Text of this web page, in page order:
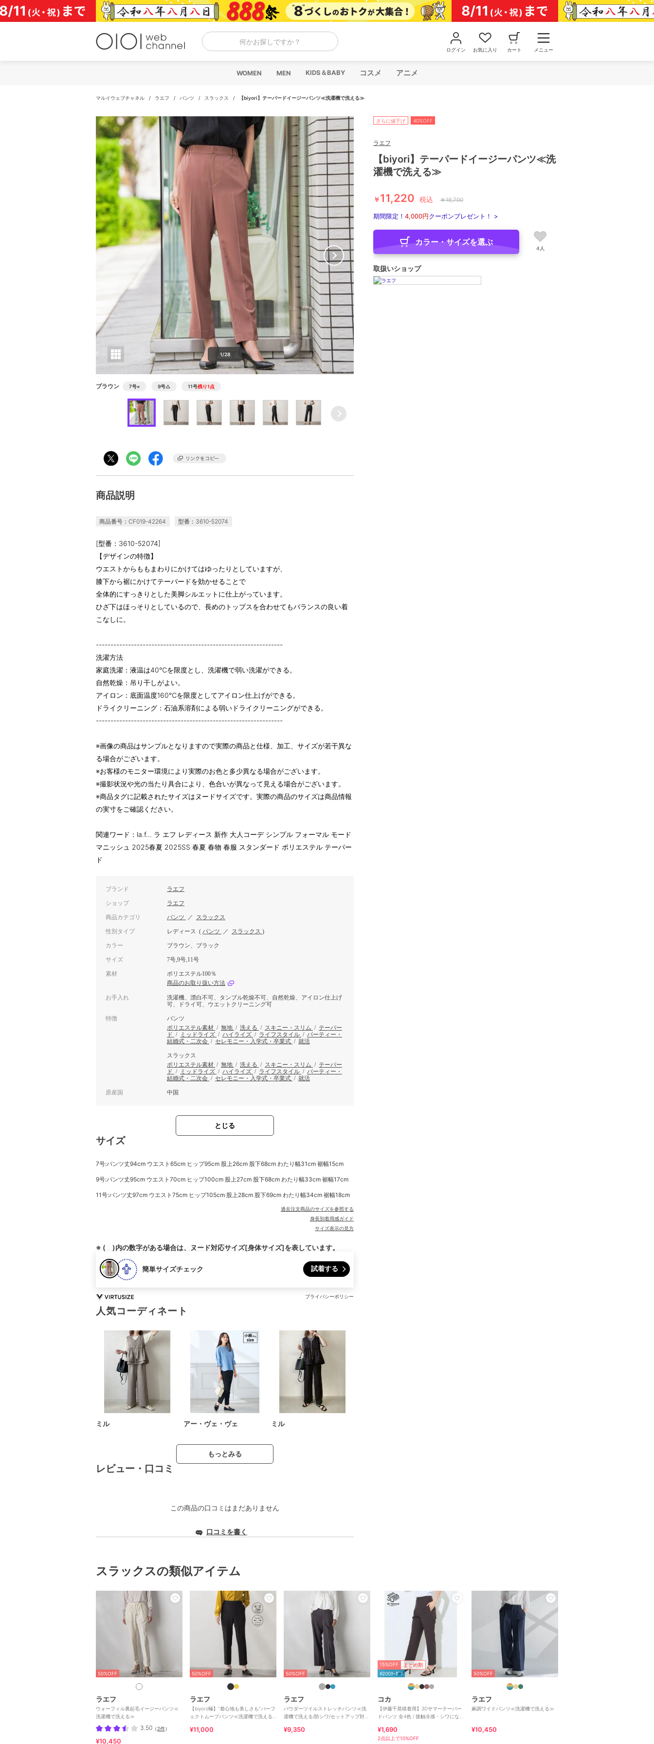
コ
ン
テ
何かお探しですか？
ログイン お気に入り カート メニュー
WOMEN MEN KIDS＆BABY コスメ アニメ
マルイウェブチャネル / ラエフ / パンツ / スラックス / 【biyori】テーパードイージーパンツ≪洗濯機で洗える≫
1/28
ブラウン 7号× 9号△ 11号残り1点
商品説明
商品番号：CF019-42264 型番：3610-52074
[型番：3610-52074]
【デザインの特徴】
ウエストからももまわりにかけてはゆったりとしていますが、
膝下から裾にかけてテーパードを効かせることで
全体的にすっきりとした美脚シルエットに仕上がっています。
ひざ下はほっそりとしているので、長めのトップスを合わせてもバランスの良い着
こなしに。
----------------------------------------------------------------
洗濯方法
家庭洗濯：液温は40℃を限度とし、洗濯機で弱い洗濯ができる。
自然乾燥：吊り干しがよい。
アイロン：底面温度160℃を限度としてアイロン仕上げができる。
ドライクリーニング：石油系溶剤による弱いドライクリーニングができる。
----------------------------------------------------------------
※画像の商品はサンプルとなりますので実際の商品と仕様、加工、サイズが若干異な
る場合がございます。
※お客様のモニター環境により実際のお色と多少異なる場合がございます。
※撮影状況や光の当たり具合により、色合いが異なって見える場合がございます。
※商品タグに記載されたサイズはヌードサイズです。実際の商品のサイズは商品情報
の実寸をご確認ください。
関連ワード：la.f… ラ エフ レディース 新作 大人コーデ シンプル フォーマル モード
マニッシュ 2025春夏 2025SS 春夏 春物 春服 スタンダード ポリエステル テーパー
ド
ブランド ラエフ
ショップ ラエフ
商品カテゴリ パンツ ／ スラックス
性別タイプ レディース ( パンツ ／ スラックス )
カラー ブラウン、ブラック
サイズ 7号,9号,11号
素材
ポリエステル100％
商品のお取り扱い方法
お手入れ
洗濯機、漂白不可、タンブル乾燥不可、自然乾燥、アイロン仕上げ
可、ドライ可、ウエットクリーニング可
特徴
パンツ
ポリエステル素材 / 無地 / 洗える / スキニー・スリム / テーパー
ド / ミッドライズ / ハイライズ / ライフスタイル / パーティー・
結婚式・二次会 / セレモニー・入学式・卒業式 / 就活
スラックス
ポリエステル素材 / 無地 / 洗える / スキニー・スリム / テーパー
ド / ミッドライズ / ハイライズ / ライフスタイル / パーティー・
結婚式・二次会 / セレモニー・入学式・卒業式 / 就活
原産国 中国
とじる
サイズ
7号:パンツ丈94cm ウエスト65cm ヒップ95cm 股上26cm 股下68cm わたり幅31cm 裾幅15cm
9号:パンツ丈95cm ウエスト70cm ヒップ100cm 股上27cm 股下68cm わたり幅33cm 裾幅17cm
11号:パンツ丈97cm ウエスト75cm ヒップ105cm 股上28cm 股下69cm わたり幅34cm 裾幅18cm
過去注文商品のサイズを参照する
身長別着用感ガイド
サイズ表示の見方
※ ( )内の数字がある場合は、ヌード対応サイズ[身体サイズ]を表しています。
簡単サイズチェック 試着する
プライバシーポリシー
人気コーディネート
ミル アー・ヴェ・ヴェ ミル
もっとみる
レビュー・口コミ
この商品の口コミはまだありません
口コミを書く
さらに値下げ 40%OFF
ラエフ
【biyori】テーパードイージーパンツ≪洗
濯機で洗える≫
￥11,220 税込 ￥18,700
期間限定！ 4,000円クーポンプレゼント！ >
カラー・サイズを選ぶ
4人
取扱いショップ
スラックスの類似アイテム
50%OFF
ラエフ
ウォーフィル裏起毛イージーパンツ≪
洗濯機で洗える≫
3.50 （2件）
¥10,450
50%OFF
ラエフ
【biyori/極】”着心地も美しさも”パーフ
ェクトムーブパンツ≪洗濯機で洗える
¥11,000
50%OFF
ラエフ
パウダーツイルストレッチパンツ≪洗
濯機で洗える/防シワ/セットアップ対応
¥9,350
15%OFF まとめ割
¥200ｸｰﾎﾟﾝ
コカ
【伊藤千晃様着用】3Dサマーテーパー
ドパンツ 全4色 / 接触冷感・シワになり
¥1,690
2点以上で10%OFF
50%OFF
ラエフ
麻調ワイドパンツ≪洗濯機で洗える≫
¥10,450